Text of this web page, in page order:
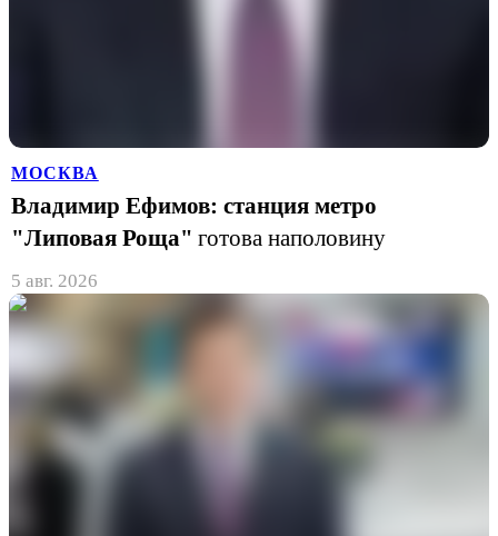
МОСКВА
Владимир Ефимов: станция метро
"Липовая Роща" готова наполовину
5 авг. 2026